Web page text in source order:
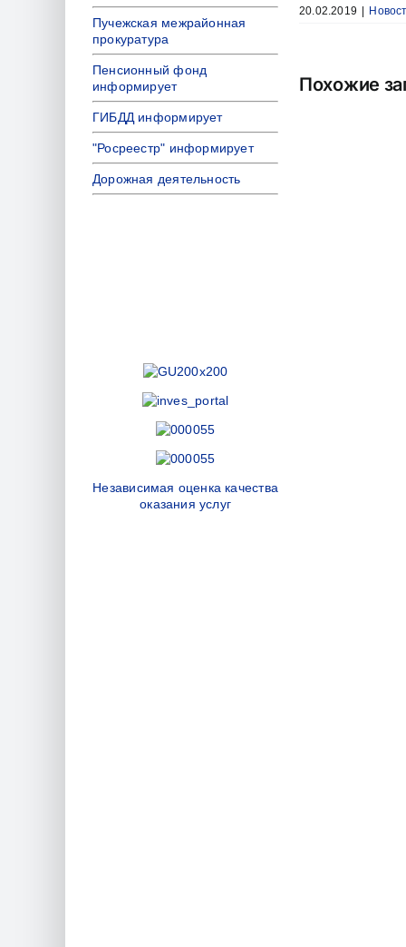
20.02.2019
Похожие
Пучежская межрайонная
прокуратура
Пенсионный фонд
информирует
ГИБДД информирует
"Росреестр" информирует
Дорожная деятельность
Независимая оценка качества
оказания услуг